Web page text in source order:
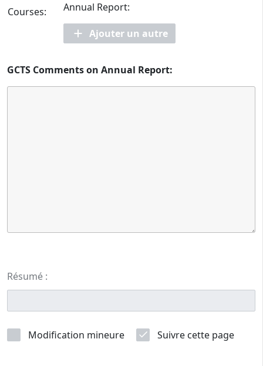
Courses: Annual Report:
Ajouter un autre
GCTS Comments on Annual Report:
Résumé :
Modification mineure Suivre cette page